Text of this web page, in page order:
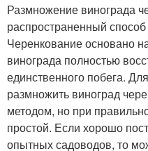
Размножение винограда
распространенный
Черенкование основано
винограда полностью
единственного побега.
размножить виноград
методом, но при
простой. Если хорошо
опытных садоводов, то